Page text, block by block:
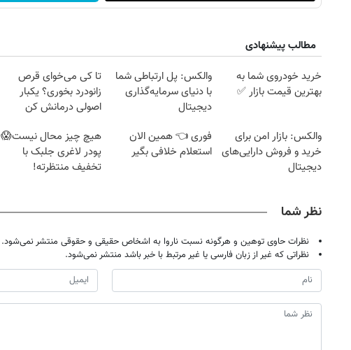
مطالب پیشنهادی
خرید خودروی شما به
بهترین قیمت بازار ✅
والکس: پل ارتباطی شما
با دنیای سرمایه‌گذاری
دیجیتال
تا کی می‌خوای قرص
زانودرد بخوری؟ یکبار
اصولی درمانش کن
والکس: بازار امن برای
خرید و فروش دارایی‌های
دیجیتال
فوری 👈 همین الان
استعلام خلافی بگیر
هیچ چیز محال نیست😱
پودر لاغری جلبک با
تخفیف منتظرته!
نظر شما
نظرات حاوی توهین و هرگونه نسبت ناروا به اشخاص حقیقی و حقوقی منتشر نمی‌شود.
نظراتی که غیر از زبان فارسی یا غیر مرتبط با خبر باشد منتشر نمی‌شود.